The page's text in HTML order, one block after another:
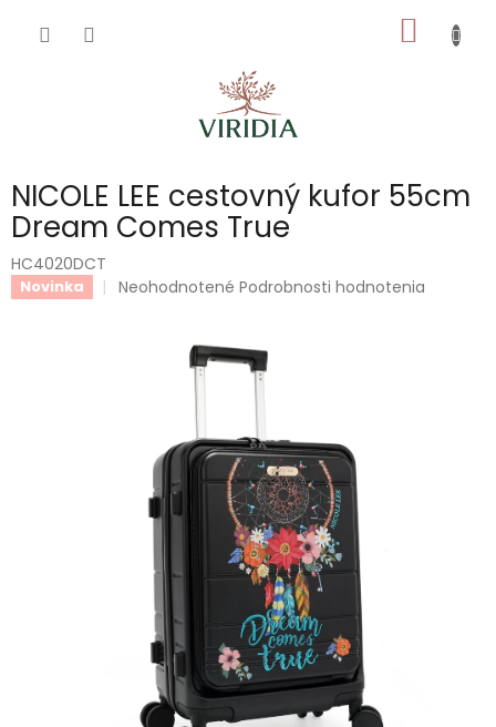
KOŠÍK
NICOLE LEE cestovný kufor 55cm
Dream Comes True
HC4020DCT
Novinka
Priemerné
hviezdičiek.
Neohodnotené Podrobnosti hodnotenia